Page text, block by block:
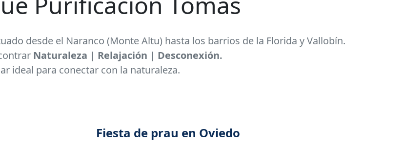
desde el Naranco (Monte Altu) hasta los barrios de la Florida y Vallobín.
Naturaleza | Relajación | Desconexión.
ideal para conectar con la naturaleza.
Fiesta de prau en Oviedo